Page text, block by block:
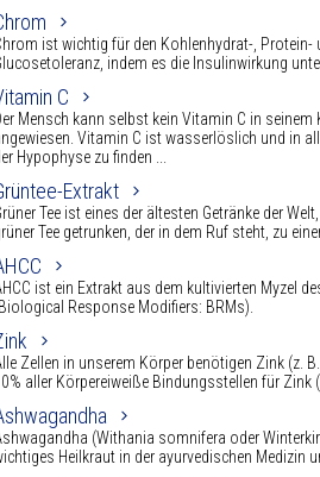
ist wichtig für den Kohlenhydrat-,
indem es die Insulinwirkung
C
Mensch kann selbst kein Vitamin C in
Vitamin C ist wasserlöslich und in
Hypophyse zu finden ...
Extrakt
Tee ist eines der ältesten Getränke der
Tee getrunken, der in dem Ruf steht, zu
ist ein Extrakt aus dem kultivierten Myzel
Response Modifiers: BRMs).
Zellen in unserem Körper benötigen Zink (z.
aller Körpereiweiße Bindungsstellen für
(Withania somnifera oder
Heilkraut in der ayurvedischen Medizin